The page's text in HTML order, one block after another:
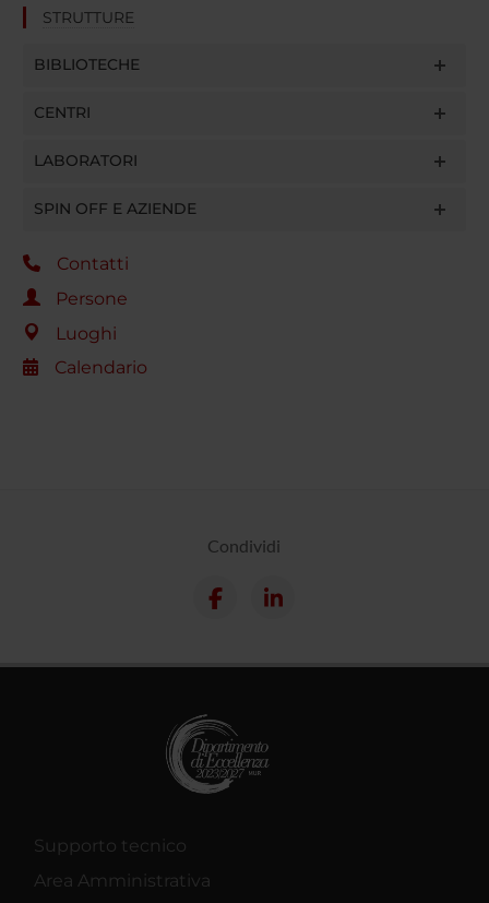
STRUTTURE
BIBLIOTECHE
CENTRI
LABORATORI
SPIN OFF E AZIENDE
Contatti
Persone
Luoghi
Calendario
Condividi
Supporto tecnico
Area Amministrativa